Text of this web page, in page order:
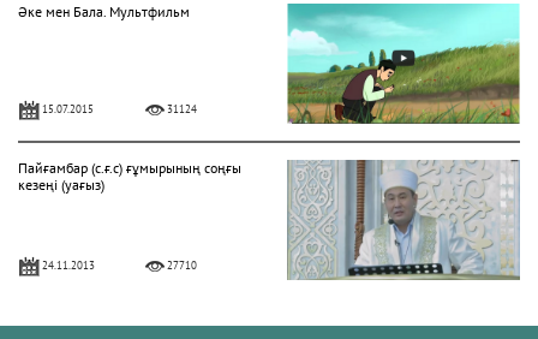
Әке мен Бала. Мультфильм
15.07.2015 31124
Пайғамбар (с.ғ.с) ғұмырының соңғы
кезеңі (уағыз)
24.11.2013 27710
"Фатиха" сүресі